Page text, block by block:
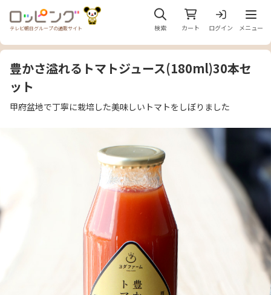
テレビ朝日グループの通販サイト 検索 カート ログイン
メニ
メニュー
豊かさ溢れるトマトジュース(180ml)30本セ
ット
甲府盆地で丁寧に栽培した美味しいトマトをしぼりました